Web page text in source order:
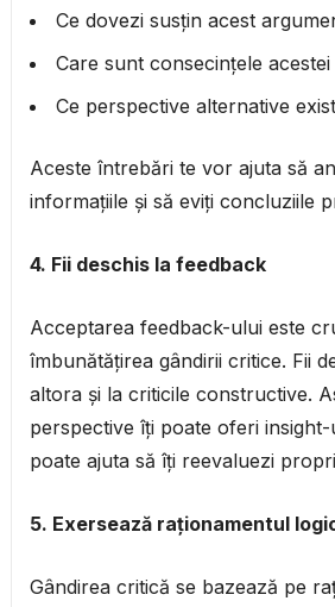
Ce dovezi susțin acest
Care sunt consecințele acestei
Ce perspective alternative
Aceste întrebări te vor ajuta să
informațiile și să eviți concluziile
4. Fii deschis la feedback
Acceptarea feedback-ului este
îmbunătățirea gândirii critice. Fii
altora și la criticile constructive.
perspective îți poate oferi
poate ajuta să îți reevaluezi
5. Exersează raționamentul
Gândirea critică se bazează pe